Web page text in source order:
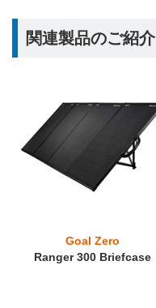
関連製品のご紹介
Goal Zero
Ranger 300 Briefcase